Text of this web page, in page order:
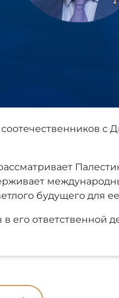
с
будущего для
ответственной